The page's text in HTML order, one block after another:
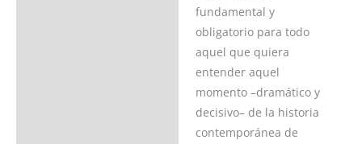
fundamental y
obligatorio para todo
aquel que quiera
entender aquel
momento –dramático y
decisivo– de la historia
contemporánea de